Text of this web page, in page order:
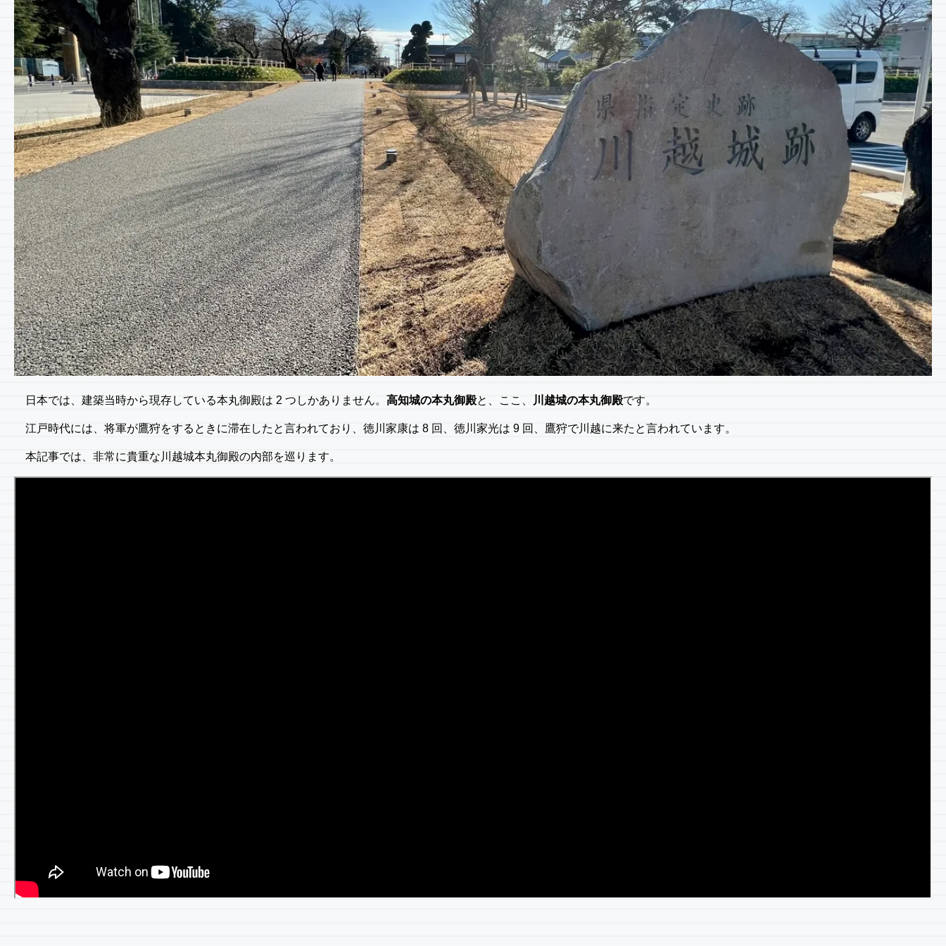
日本では、建築当時から現存している本丸御殿は 2 つしかありません。 高知城の本丸御殿と、ここ、 川越城の本丸御殿です。
江戸時代には、将軍が鷹狩をするときに滞在したと言われており、徳川家康は 8 回、徳川家光は 9 回、鷹狩で川越に来たと言われています。
本記事では、非常に貴重な川越城本丸御殿の内部を巡ります。